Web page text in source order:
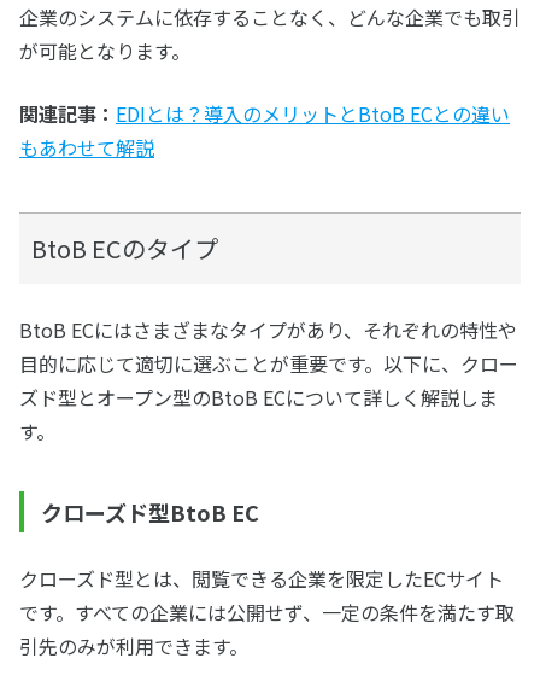
企業のシステムに依存することなく、どんな企業でも取引
が可能となります。
関連記事： EDIとは？導入のメリットとBtoB ECとの違い
もあわせて解説
BtoB ECのタイプ
BtoB ECにはさまざまなタイプがあり、それぞれの特性や
目的に応じて適切に選ぶことが重要です。以下に、クロー
ズド型とオープン型のBtoB ECについて詳しく解説しま
す。
クローズド型BtoB EC
クローズド型とは、閲覧できる企業を限定したECサイト
です。すべての企業には公開せず、一定の条件を満たす取
引先のみが利用できます。